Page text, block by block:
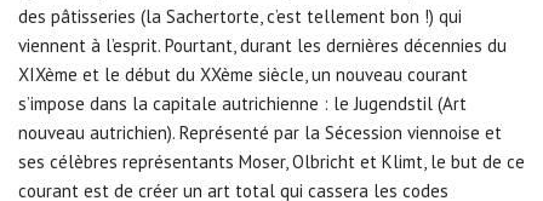
des pâtisseries (la Sachertorte, c’est tellement bon !) qui
viennent à l’esprit. Pourtant, durant les dernières décennies du
XIXème et le début du XXème siècle, un nouveau courant
s’impose dans la capitale autrichienne : le Jugendstil (Art
nouveau autrichien). Représenté par la Sécession viennoise et
ses célèbres représentants Moser, Olbricht et Klimt, le but de ce
courant est de créer un art total qui cassera les codes